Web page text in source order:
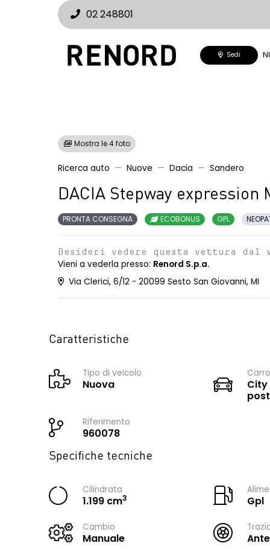
02 248801
Sedi
Mostra le 4 foto
Ricerca auto Nuove Dacia Sandero
DACIA Stepway expression
PRONTA CONSEGNA ECOBONUS GPL
Desideri vedere questa vettura dal
Vieni a vederla presso: Renord S.p.a.
Via Clerici, 6/12 - 20099 Sesto San Giovanni, MI
Caratteristiche
Tipo di veicolo
Nuova
City
Riferimento
960078
Specifiche tecniche
Cilindrata
1.199 cm3 Gpl
Cambio
Manuale